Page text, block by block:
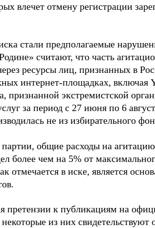
влечет отмену регистрации
стали предполагаемые
считают, что часть
ресурсы лиц, признанных в
интернет-площадках, включая
экстремистской
за период с 27 июня по 6
не из избирательного
общие расходы на
более чем на 5% от
отмечается в иске, является
претензии к публикациям на
из них свидетельствуют